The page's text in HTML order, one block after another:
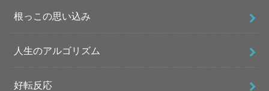
根っこの思い込み
人生のアルゴリズム
好転反応